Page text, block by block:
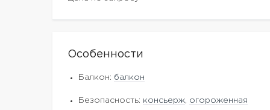
Особенности
Балкон: балкон
Безопасность: консьерж
огороженная